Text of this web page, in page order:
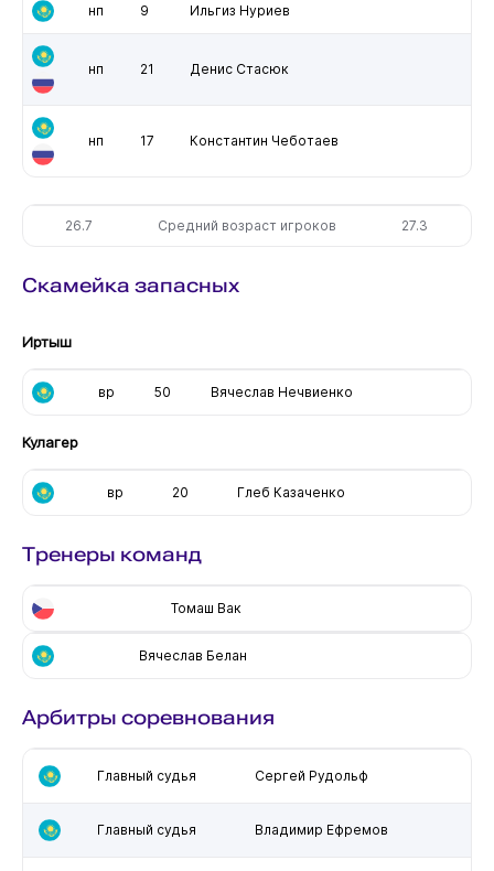
нп 9 Ильгиз Нуриев
нп 21 Денис Стасюк
нп 17 Константин Чеботаев
26.7 Средний возраст игроков 27.3
Скамейка запасных
Иртыш
вр 50 Вячеслав Нечвиенко
Кулагер
вр 20 Глеб Казаченко
Тренеры команд
Томаш Вак
Вячеслав Белан
Арбитры соревнования
Главный судья Сергей Рудольф
Главный судья Владимир Ефремов